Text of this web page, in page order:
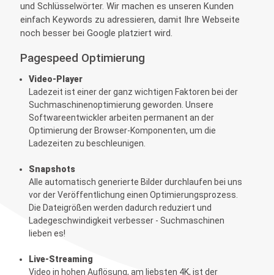
und Schlüsselwörter. Wir machen es unseren Kunden
einfach Keywords zu adressieren, damit Ihre Webseite
noch besser bei Google platziert wird.
Pagespeed Optimierung
Video-Player
Ladezeit ist einer der ganz wichtigen Faktoren bei der
Suchmaschinenoptimierung geworden. Unsere
Softwareentwickler arbeiten permanent an der
Optimierung der Browser-Komponenten, um die
Ladezeiten zu beschleunigen.
Snapshots
Alle automatisch generierte Bilder durchlaufen bei uns
vor der Veröffentlichung einen Optimierungsprozess.
Die Dateigrößen werden dadurch reduziert und
Ladegeschwindigkeit verbesser - Suchmaschinen
lieben es!
Live-Streaming
Video in hohen Auflösung, am liebsten 4K, ist der